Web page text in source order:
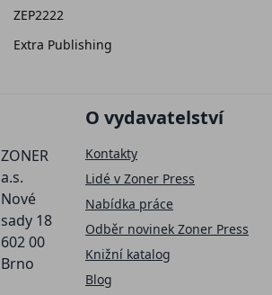
ZEP2222
Extra Publishing
ZONER
a.s.
Nové
sady 18
602 00
Brno
O vydavatelství
Kontakty
Lidé v Zoner Press
Nabídka práce
Odběr novinek Zoner Press
Knižní katalog
Blog